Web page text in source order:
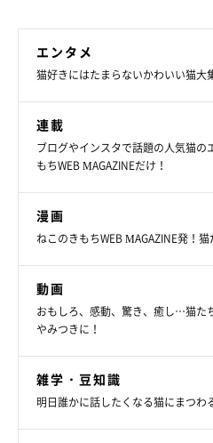
エンタメ
猫好きにはたまらないかわいい猫大
連載
ブログやインスタで話題の人気猫の
もちWEB MAGAZINEだけ！
漫画
ねこのきもちWEB MAGAZINE発！
動画
おもしろ、感動、驚き、癒し…猫た
やみつきに！
雑学・豆知識
明日誰かに話したくなる猫にまつわ